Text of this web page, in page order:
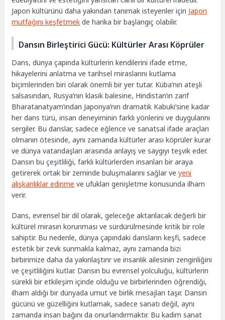
Japon kültürünü daha yakından tanımak isteyenler için Japon
mutfağını keşfetmek de harika bir başlangıç olabilir.
Dansın Birleştirici Gücü: Kültürler Arası Köprüler
Dans, dünya çapında kültürlerin kendilerini ifade etme,
hikayelerini anlatma ve tarihsel miraslarını kutlama
biçimlerinden biri olarak önemli bir yer tutar. Küba’nın ateşli
salsasından, Rusya’nın klasik balesine, Hindistan’ın zarif
Bharatanatyam’ından Japonya’nın dramatik Kabuki’sine kadar
her dans türü, insan deneyiminin farklı yönlerini ve duygularını
sergiler. Bu danslar, sadece eğlence ve sanatsal ifade araçları
olmanın ötesinde, aynı zamanda kültürler arası köprüler kurar
ve dünya vatandaşları arasında anlayış ve saygıyı teşvik eder.
Dansın bu çeşitliliği, farklı kültürlerden insanları bir araya
getirerek ortak bir zeminde buluşmalarını sağlar veyeni
alışkanlıklar edinme ve ufukları genişletme konusunda ilham
verir.
Dans, evrensel bir dil olarak, geleceğe aktarılacak değerli bir
kültürel mirasın korunması ve sürdürülmesinde kritik bir role
sahiptir. Bu nedenle, dünya çapındaki dansların keşfi, sadece
estetik bir zevk sunmakla kalmaz, aynı zamanda bizi
birbirimize daha da yakınlaştırır ve insanlık ailesinin zenginliğini
ve çeşitliliğini kutlar. Dansın bu evrensel yolculuğu, kültürlerin
sürekli bir etkileşim içinde olduğu ve birbirlerinden öğrendiği,
ilham aldığı bir dünyada umut ve birlik mesajları taşır. Dansın
gücünü ve güzelliğini kutlamak, sadece sanatı değil, aynı
zamanda insan bağını da onurlandırmaktır. Bu kadim sanat